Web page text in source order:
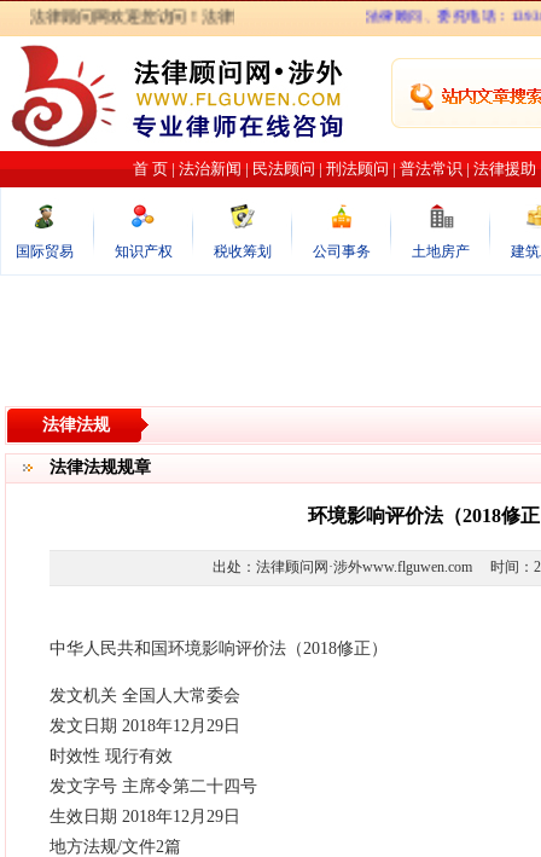
顾问网欢迎您访问！法律顾问网力图打造最专业的律师在线咨询网站．涉
法律顾问、委托电话：
首 页|法治新闻|民法顾问|刑法顾问|普法常识|法律援助
国际贸易 知识产权 税收筹划 公司事务 土地房产 建
法律法规
法律法规规章
环境影响评价法（2018修
出处：法律顾问网·涉外www.flguwen.com 时间：
中华人民共和国环境影响评价法（2018修正）
发文机关 全国人大常委会
发文日期 2018年12月29日
时效性 现行有效
发文字号 主席令第二十四号
生效日期 2018年12月29日
地方法规/文件2篇